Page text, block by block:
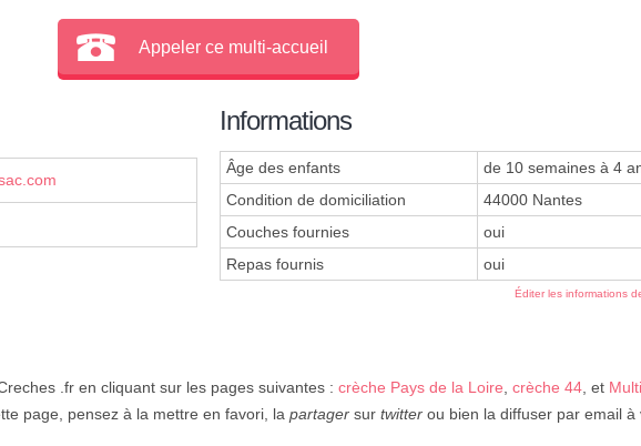
Appeler ce multi-accueil
Informations
Âge des enfants
de 10 semaines à 4
Condition de domiciliation
44000 Nantes
Couches fournies
oui
Repas fournis
oui
Éditer les informations
.fr en cliquant sur les pages suivantes : crèche Pays de la Loire, crèche 44, et
page, pensez à la mettre en favori, la partager sur twitter ou bien la diffuser par email à